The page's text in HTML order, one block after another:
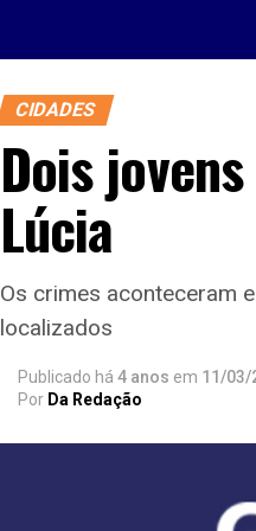
CIDADES
Dois
Lúcia
Os crimes aconteceram
localizados
Publicado há 4 anos em 11/03/
Por Da Redação